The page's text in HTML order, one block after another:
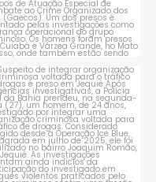
Suspeito de integrar
organização criminosa
voltada...
1 0